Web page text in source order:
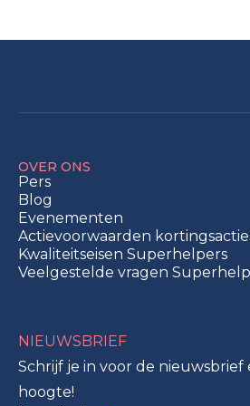
OVER ONS
Pers
Blog
Evenementen
Actievoorwaarden
Kwaliteitseisen Superhelpers
Veelgestelde vragen
NIEUWSBRIEF
Schrijf je in voor de nieuwsbrief
hoogte!